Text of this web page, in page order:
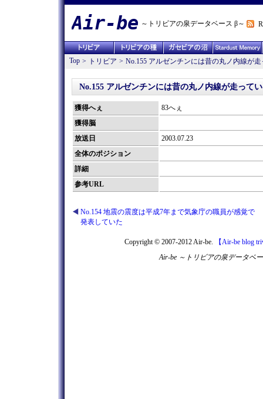
Air-be ～トリビアの泉データベース β～
Top > トリビア > No.155 アルゼンチンには昔の丸ノ内線が
No.155 アルゼンチンには昔の丸ノ内線が走って
獲得へぇ
83へぇ
獲得脳
放送日
2003.07.23
全体のポジション
詳細
参考URL
No.154 地震の震度は平成7年まで気象庁の職員が感覚で
発表していた
Copyright © 2007-2012 Air-be.
【Air-be blog
Air-be ～トリビアの泉データベ